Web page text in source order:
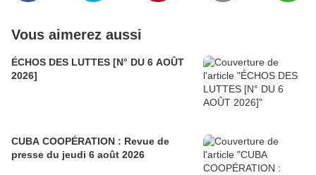
Vous aimerez aussi
ÉCHOS DES LUTTES [N° DU 6 AOÛT
2026]
CUBA COOPÉRATION : Revue de
presse du jeudi 6 août 2026